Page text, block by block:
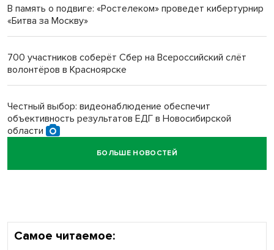
Новосибирский преподаватель с женой вошли в топ-16
Обновлённое отделение ВТБ открылось в Искитиме
В память о подвиге: «Ростелеком» проведет кибертурнир
«Битва за Москву»
700 участников соберёт Сбер на Всероссийский слёт
волонтёров в Красноярске
Честный выбор: видеонаблюдение обеспечит
объективность результатов ЕДГ в Новосибирской
области
Кибертанки пошли в бой: «Ростелеком» объявляет
БОЛЬШЕ НОВОСТЕЙ
Самое читаемое: